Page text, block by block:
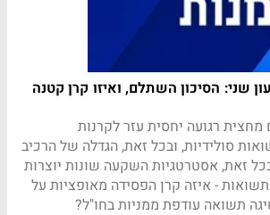
שני: הסיכון השתלם, ואיזו קרן קטנה
רגועה יחסית עזר לקרנות
סולידיות, ובכל זאת, הגדלה של הרכיב
זאת, אסטרטגיות השקעה שונות יוצרות
- איזה קרן הפסידה מאופציות על
תשואה עודפת ממניות בחו"ל?